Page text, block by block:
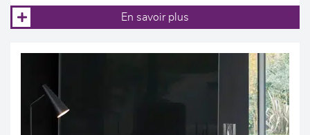
En savoir plus